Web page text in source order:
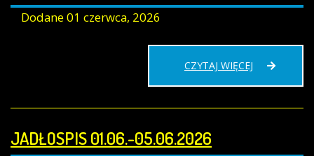
Dodane01 czerwca, 2026
CZYTAJ WIĘCEJ OPŁATA
W
JADŁOSPIS 01.06.-05.06.2026